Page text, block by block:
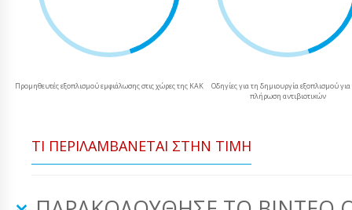
Προμηθευτές εξοπλισμού εμφιάλωσης στις χώρες της ΚΑΚ
Οδηγίες για τη δημιουργία εξοπλισμού
πλήρωση αντιβιοτικών
ΤΙ ΠΕΡΙΛΑΜΒΆΝΕΤΑΙ ΣΤΗΝ ΤΙΜΉ